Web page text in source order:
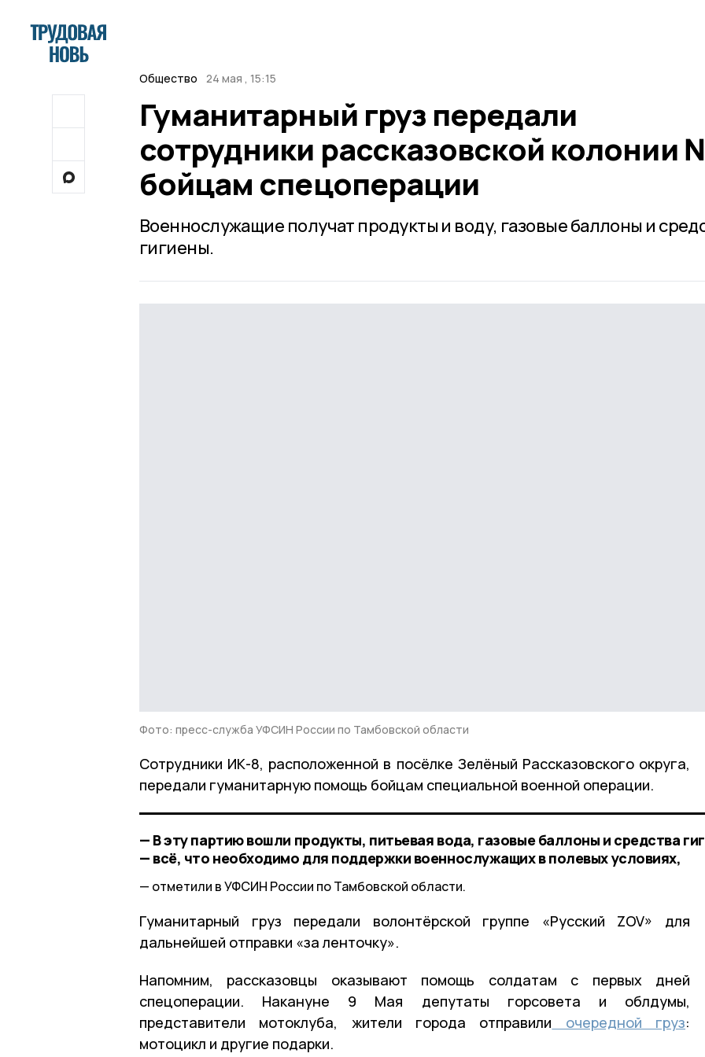
Общество 24 мая , 15:15
Гуманитарный груз передали
сотрудники рассказовской колонии
бойцам спецоперации
Военнослужащие получат продукты и воду, газовые баллоны и
гигиены.
Фото: пресс-служба УФСИН России по Тамбовской области
Сотрудники ИК-8, расположенной в посёлке Зелёный Рассказовского округа,
передали гуманитарную помощь бойцам специальной военной операции.
— В эту партию вошли продукты, питьевая вода, газовые баллоны и средства
— всё, что необходимо для поддержки военнослужащих в полевых условиях,
отметили в УФСИН России по Тамбовской области.
Гуманитарный груз передали волонтёрской группе «Русский ZOV» для
дальнейшей отправки «за ленточку».
Напомним, рассказовцы оказывают помощь солдатам с первых дней
спецоперации. Накануне 9 Мая депутаты горсовета и облдумы,
представители мотоклуба, жители города отправили очередной груз:
мотоцикл и другие подарки.